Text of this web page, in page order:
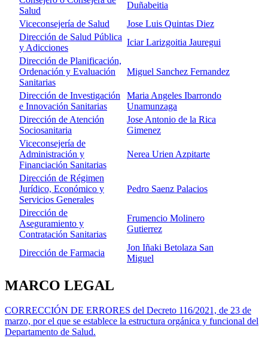
Salud
Duñabeitia
Viceconsejería de Salud
Jose Luis Quintas Diez
Dirección de Salud Pública
y Adicciones
Iciar Larizgoitia Jauregui
Dirección de Planificación,
Ordenación y Evaluación
Sanitarias
Miguel Sanchez Fernandez
Dirección de Investigación
e Innovación Sanitarias
Maria Angeles Ibarrondo
Unamunzaga
Dirección de Atención
Sociosanitaria
Jose Antonio de la Rica
Gimenez
Viceconsejería de
Administración y
Financiación Sanitarias
Nerea Urien Azpitarte
Dirección de Régimen
Jurídico, Económico y
Servicios Generales
Pedro Saenz Palacios
Dirección de
Aseguramiento y
Contratación Sanitarias
Frumencio Molinero
Gutierrez
Dirección de Farmacia
Jon Iñaki Betolaza San
Miguel
MARCO LEGAL
CORRECCIÓN DE ERRORES del Decreto 116/2021, de 23 de
marzo, por el que se establece la estructura orgánica y funcional del
Departamento de Salud.